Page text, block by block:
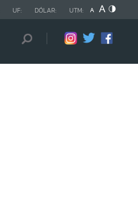
UF: DÓLAR: UTM: